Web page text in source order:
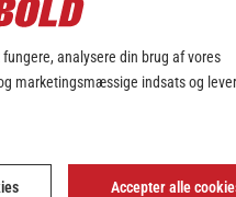
analysere din brug af vores
marketingsmæssige indsats og
Accepter alle